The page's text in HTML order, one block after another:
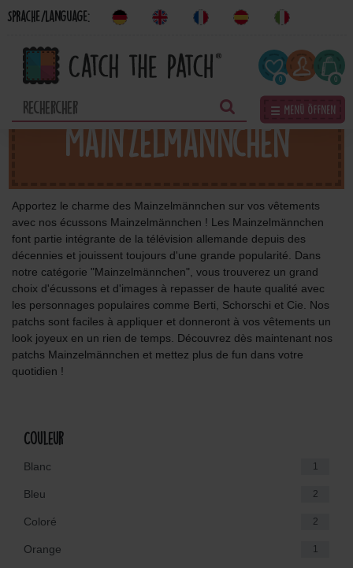
Sprache/Language:
0
☰ Menü öffnen
Mainzelmännchen
Apportez le charme des Mainzelmännchen sur vos vêtements
avec nos écussons Mainzelmännchen ! Les Mainzelmännchen
font partie intégrante de la télévision allemande depuis des
décennies et jouissent toujours d'une grande popularité. Dans
notre catégorie "Mainzelmännchen", vous trouverez un grand
choix d'écussons et d'images à repasser de haute qualité avec
les personnages populaires comme Berti, Schorschi et Cie. Nos
patchs sont faciles à appliquer et donneront à vos vêtements un
look joyeux en un rien de temps. Découvrez dès maintenant nos
patchs Mainzelmännchen et mettez plus de fun dans votre
quotidien !
Couleur
Blanc 1
Bleu 2
Coloré 2
Orange 1